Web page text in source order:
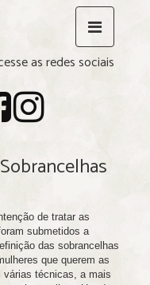
as redes sociais
de tratar as
submetidos a
das sobrancelhas
que querem as
técnicas, a mais